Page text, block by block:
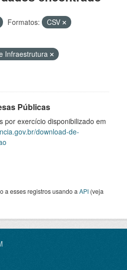
Formatos:
CSV
Infraestrutura
Públicas
por exercício disponibilizado em
download-de-
a esses registros usando a API (veja